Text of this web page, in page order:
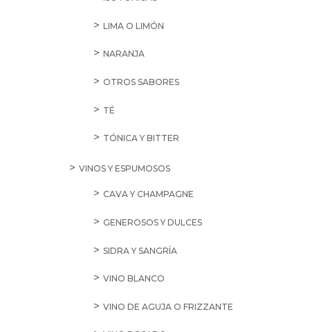
LIMA O LIMÓN
NARANJA
OTROS SABORES
TÉ
TÓNICA Y BITTER
VINOS Y ESPUMOSOS
CAVA Y CHAMPAGNE
GENEROSOS Y DULCES
SIDRA Y SANGRÍA
VINO BLANCO
VINO DE AGUJA O FRIZZANTE